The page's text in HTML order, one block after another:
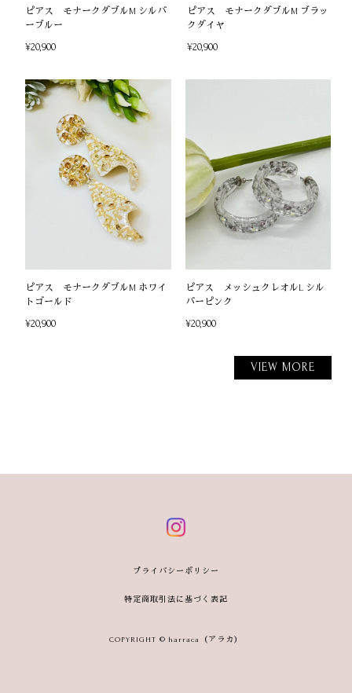
ピアス モナークダブルM シルバ
ーブルー
¥20,900
ピアス モナークダブルM ブラッ
クダイヤ
¥20,900
ピアス モナークダブルM ホワイ
トゴールド
¥20,900
ピアス メッシュクレオルL シル
バーピンク
¥20,900
VIEW MORE
プライバシーポリシー
特定商取引法に基づく表記
COPYRIGHT © harraca（アラカ）